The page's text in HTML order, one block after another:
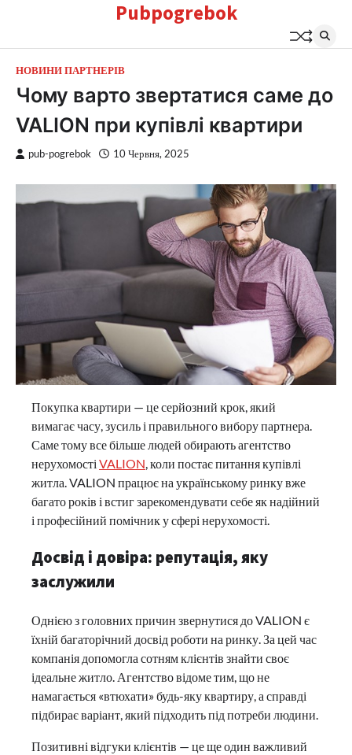
вмісту
Pubpogrebok
НОВИНИ ПАРТНЕРІВ
Чому варто звертатися саме до
VALION при купівлі квартири
pub-pogrebok 10 Червня, 2025
Покупка квартири — це серйозний крок, який
вимагає часу, зусиль і правильного вибору партнера.
Саме тому все більше людей обирають агентство
нерухомості VALION , коли постає питання купівлі
житла. VALION працює на українському ринку вже
багато років і встиг зарекомендувати себе як надійний
і професійний помічник у сфері нерухомості.
Досвід і довіра: репутація, яку
заслужили
Однією з головних причин звернутися до VALION є
їхній багаторічний досвід роботи на ринку. За цей час
компанія допомогла сотням клієнтів знайти своє
ідеальне житло. Агентство відоме тим, що не
намагається «втюхати» будь-яку квартиру, а справді
підбирає варіант, який підходить під потреби людини.
Позитивні відгуки клієнтів — це ще один важливий